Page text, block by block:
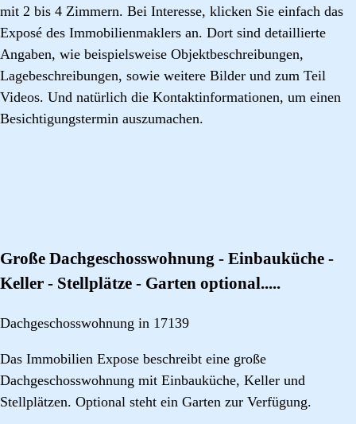
mit 2 bis 4 Zimmern. Bei Interesse, klicken Sie einfach das
Exposé des Immobilienmaklers an. Dort sind detaillierte
Angaben, wie beispielsweise Objektbeschreibungen,
Lagebeschreibungen, sowie weitere Bilder und zum Teil
Videos. Und natürlich die Kontaktinformationen, um einen
Besichtigungstermin auszumachen.
Große Dachgeschosswohnung - Einbauküche -
Keller - Stellplätze - Garten optional.....
Dachgeschosswohnung in 17139
Das Immobilien Expose beschreibt eine große
Dachgeschosswohnung mit Einbauküche, Keller und
Stellplätzen. Optional steht ein Garten zur Verfügung.